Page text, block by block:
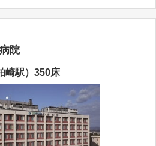
院
崎駅）350床